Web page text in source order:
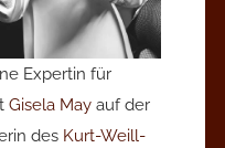
Expertin für
Gisela May auf der
des Kurt-Weill-